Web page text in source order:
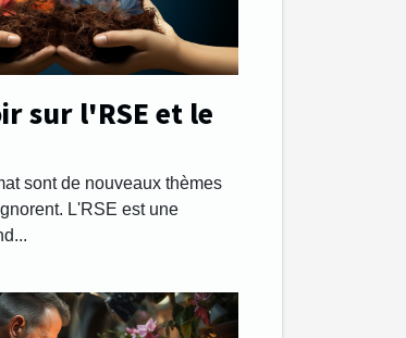
sur l'RSE et le
sont de nouveaux thèmes
L'RSE est une